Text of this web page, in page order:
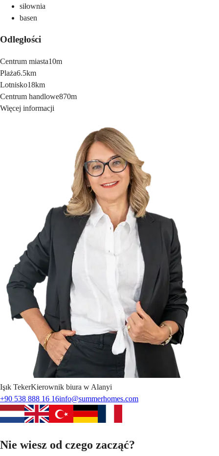
siłownia
basen
Odległości
Centrum miasta10m
Plaża6.5km
Lotnisko18km
Centrum handlowe870m
Więcej informacji
Işık TekerKierownik biura w Alanyi
+90 538 888 16 16info@summerhomes.com
Nie wiesz od czego zacząć?